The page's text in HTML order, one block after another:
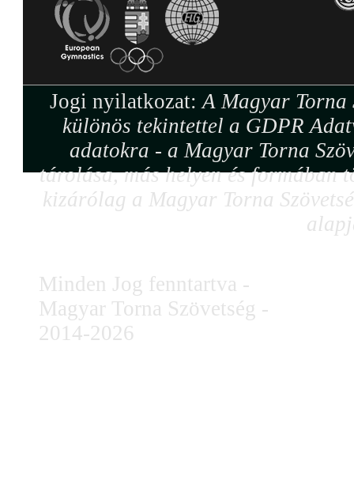
Jogi nyilatkozat:A Magyar Torna
különös tekintettel a GDPR
adatokra - a Magyar Torna
tárolása, más helyen és formában
kizárólag a Magyar Torna
Minden Jog fenntartva -
Magyar Torna Szövetség -
2014-2026